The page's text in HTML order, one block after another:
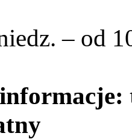
– od
nformacje: